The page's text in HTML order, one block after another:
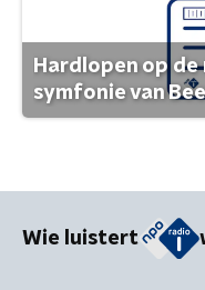
Hardlopen op de
symfonie van
Wie luistert